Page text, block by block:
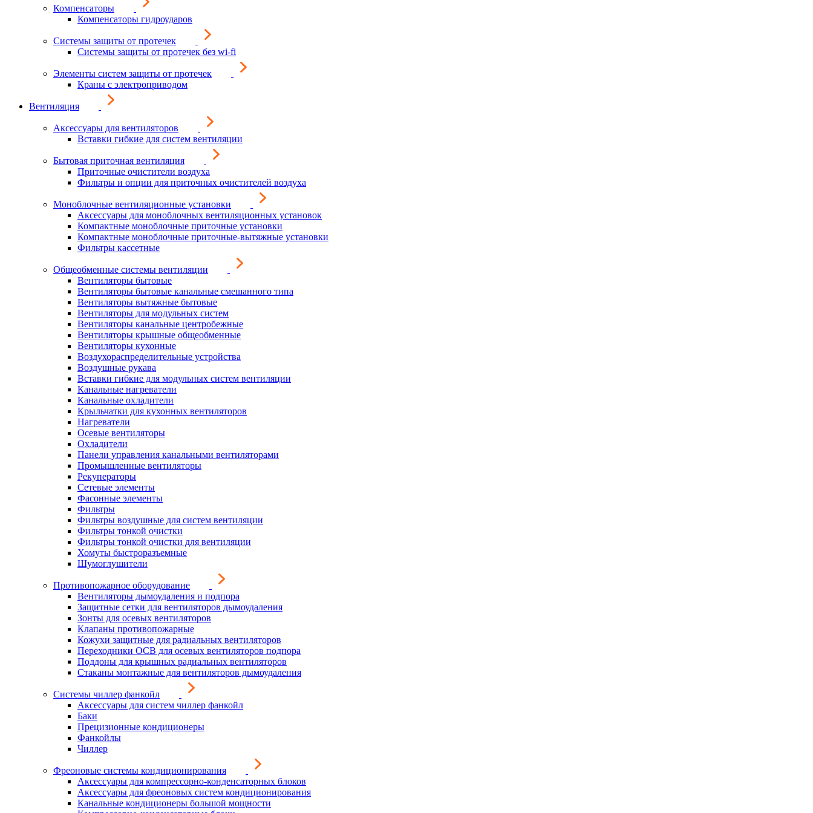
Компенсаторы
Компенсаторы гидроударов
Системы защиты от протечек
Системы защиты от протечек без wi-fi
Элементы систем защиты от протечек
Краны с электроприводом
Вентиляция
Аксессуары для вентиляторов
Вставки гибкие для систем вентиляции
Бытовая приточная вентиляция
Приточные очистители воздуха
Фильтры и опции для приточных очистителей воздуха
Моноблочные вентиляционные установки
Аксессуары для моноблочных вентиляционных установок
Компактные моноблочные приточные установки
Компактные моноблочные приточные-вытяжные установки
Фильтры кассетные
Общеобменные системы вентиляции
Вентиляторы бытовые
Вентиляторы бытовые канальные смешанного типа
Вентиляторы вытяжные бытовые
Вентиляторы для модульных систем
Вентиляторы канальные центробежные
Вентиляторы крышные общеобменные
Вентиляторы кухонные
Воздухораспределительные устройства
Воздушные рукава
Вставки гибкие для модульных систем вентиляции
Канальные нагреватели
Канальные охладители
Крыльчатки для кухонных вентиляторов
Нагреватели
Осевые вентиляторы
Охладители
Панели управления канальными вентиляторами
Промышленные вентиляторы
Рекуператоры
Сетевые элементы
Фасонные элементы
Фильтры
Фильтры воздушные для систем вентиляции
Фильтры тонкой очистки
Фильтры тонкой очистки для вентиляции
Хомуты быстроразъемные
Шумоглушители
Противопожарное оборудование
Вентиляторы дымоудаления и подпора
Защитные сетки для вентиляторов дымоудаления
Зонты для осевых вентиляторов
Клапаны противопожарные
Кожухи защитные для радиальных вентиляторов
Переходники ОСВ для осевых вентиляторов подпора
Поддоны для крышных радиальных вентиляторов
Стаканы монтажные для вентиляторов дымоудаления
Системы чиллер фанкойл
Аксессуары для систем чиллер фанкойл
Баки
Прецизионные кондиционеры
Фанкойлы
Чиллер
Фреоновые системы кондиционирования
Аксессуары для компрессорно-конденсаторных блоков
Аксессуары для фреоновых систем кондиционирования
Канальные кондиционеры большой мощности